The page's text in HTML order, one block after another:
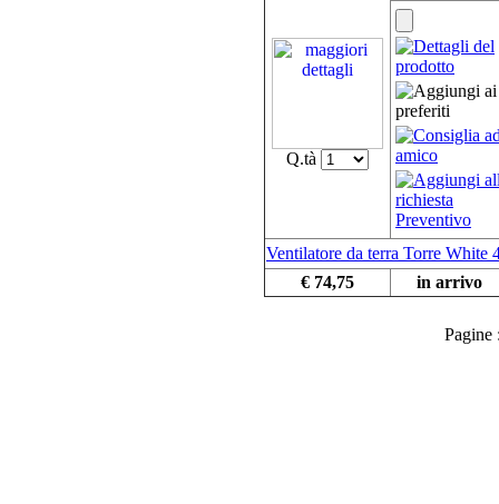
Q.tà
Ventilatore da terra Torre White
€ 74,75
in arrivo